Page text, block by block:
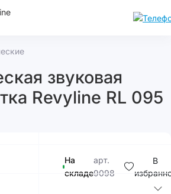
звуковая
Revyline RL 095
На
складе
арт.
9098
В